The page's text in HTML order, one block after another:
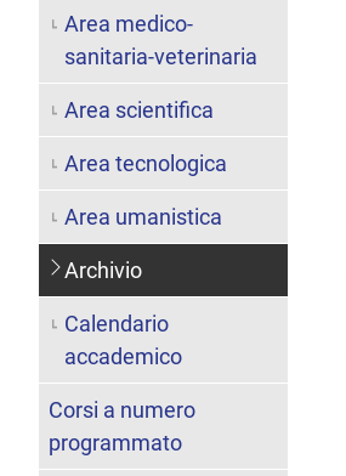
Area medico-
sanitaria-veterinaria
Area scientifica
Area tecnologica
Area umanistica
Archivio
Calendario
accademico
Corsi a numero
programmato